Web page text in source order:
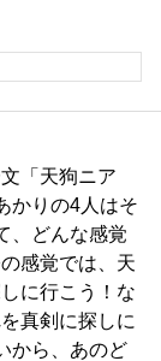
「天狗ニア
かりの4人はそ
、どんな感覚
感覚では、天
に行こう！な
真剣に探しに
から、あのど